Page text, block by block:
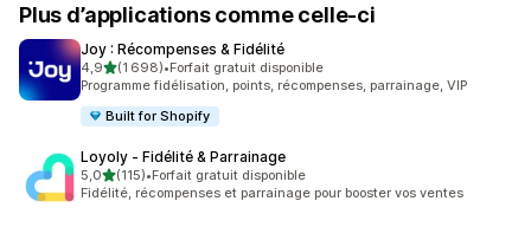
Plus d’applications comme celle-ci
Joy : Récompenses & Fidélité
4,9étoile(s) sur 5
(1 698)
1698 avis au total
•Forfait gratuit disponible
Programme fidélisation, points, récompenses, parrainage, VIP
Built for Shopify
Loyoly ‑ Fidélité & Parrainage
5,0étoile(s) sur 5
(115)
115 avis au total
•Forfait gratuit disponible
Fidélité, récompenses et parrainage pour booster vos ventes